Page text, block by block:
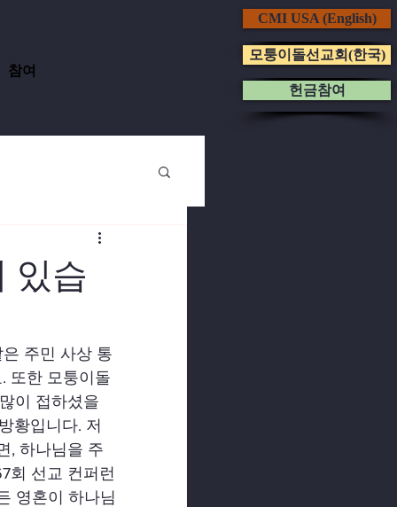
CMI USA (English)
참여
모퉁이돌선교회(한국)
헌금참여
있습
주민 사상 통
또한 모퉁이돌
이 접하셨을
황입니다. 저
, 하나님을 주
회 선교 컨퍼런
영혼이 하나님